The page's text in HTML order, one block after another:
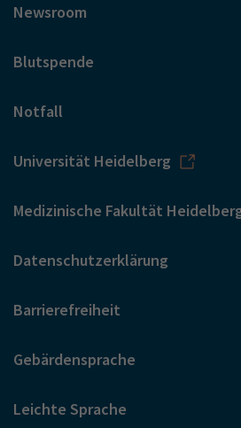
Newsroom
Blutspende
Notfall
Universität Heidelberg
Medizinische Fakultät
Datenschutzerklärung
Barrierefreiheit
Gebärdensprache
Leichte Sprache